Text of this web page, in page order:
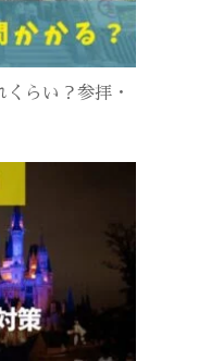
らい？参拝・